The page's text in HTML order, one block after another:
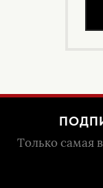
Только самая